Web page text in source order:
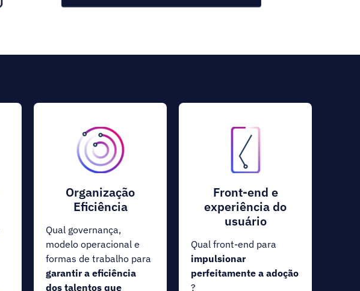
Organização
Eficiência
Qual governança,
modelo operacional e
formas de trabalho para
garantir a eficiência
dos talentos que
Front-end e
experiência do
usuário
Qual front-end para
impulsionar
perfeitamente a adoção
?